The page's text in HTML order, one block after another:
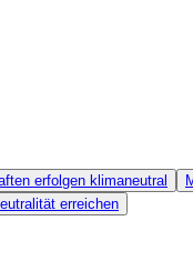
erfolgen klimaneutral
erreichen